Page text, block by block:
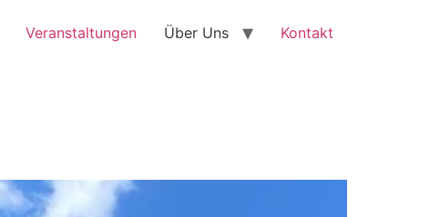
Veranstaltungen Über Uns Kontakt